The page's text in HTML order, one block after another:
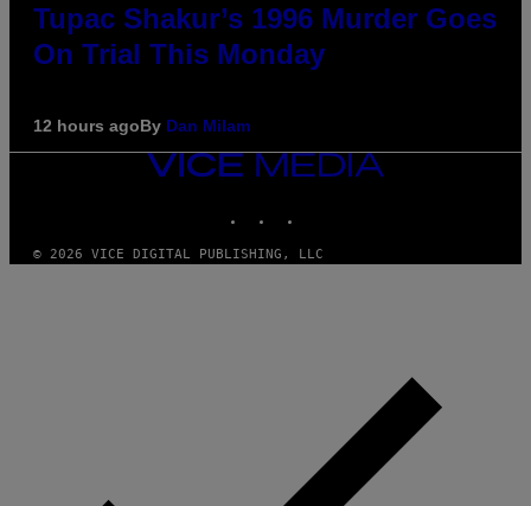
Tupac Shakur’s 1996 Murder Goes
On Trial This Monday
12 hours agoBy Dan Milam
VICE
MEDIA
© 2026 VICE DIGITAL PUBLISHING, LLC